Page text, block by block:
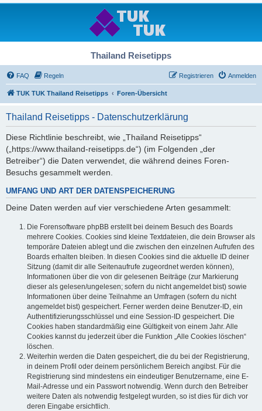
Thailand Reisetipps
FAQ Regeln Anmelden
Registrieren
TUK TUK Thailand Reisetipps Foren-Übersicht
Thailand Reisetipps - Datenschutzerklärung
Diese Richtlinie beschreibt, wie „Thailand Reisetipps“
(„https://www.thailand-reisetipps.de“) (im Folgenden „der
Betreiber“) die Daten verwendet, die während deines Foren-
Besuchs gesammelt werden.
UMFANG UND ART DER DATENSPEICHERUNG
Deine Daten werden auf vier verschiedene Arten gesammelt:
Die Forensoftware phpBB erstellt bei deinem Besuch des Boards
mehrere Cookies. Cookies sind kleine Textdateien, die dein Browser als
temporäre Dateien ablegt und die zwischen den einzelnen Aufrufen des
Boards erhalten bleiben. In diesen Cookies sind die aktuelle ID deiner
Sitzung (damit dir alle Seitenaufrufe zugeordnet werden können),
Informationen über die von dir gelesenen Beiträge (zur Markierung
dieser als gelesen/ungelesen; sofern du nicht angemeldet bist) sowie
Informationen über deine Teilnahme an Umfragen (sofern du nicht
angemeldet bist) gespeichert. Ferner werden deine Benutzer-ID, ein
Authentifizierungsschlüssel und eine Session-ID gespeichert. Die
Cookies haben standardmäßig eine Gültigkeit von einem Jahr. Alle
Cookies kannst du jederzeit über die Funktion „Alle Cookies löschen“
löschen.
Weiterhin werden die Daten gespeichert, die du bei der Registrierung,
in deinem Profil oder deinem persönlichem Bereich angibst. Für die
Registrierung sind mindestens ein eindeutiger Benutzername, eine E-
Mail-Adresse und ein Passwort notwendig. Wenn durch den Betreiber
weitere Daten als notwendig festgelegt wurden, so ist dies für dich vor
deren Eingabe ersichtlich.